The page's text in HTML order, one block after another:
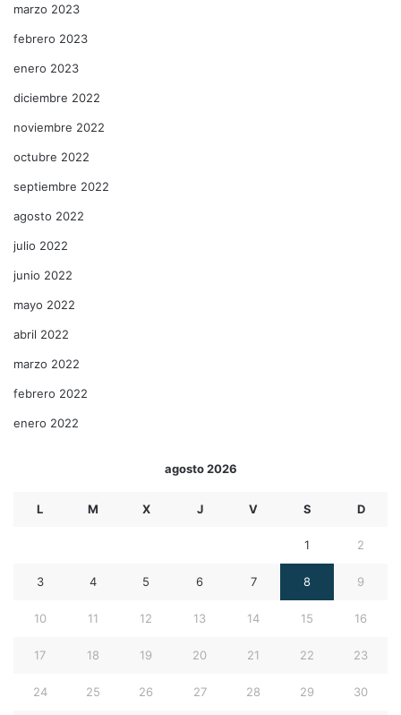
marzo 2023
febrero 2023
enero 2023
diciembre 2022
noviembre 2022
octubre 2022
septiembre 2022
agosto 2022
julio 2022
junio 2022
mayo 2022
abril 2022
marzo 2022
febrero 2022
enero 2022
agosto 2026
L M X J V S D
1 2
3 4 5 6 7 8 9
10 11 12 13 14 15 16
17 18 19 20 21 22 23
24 25 26 27 28 29 30